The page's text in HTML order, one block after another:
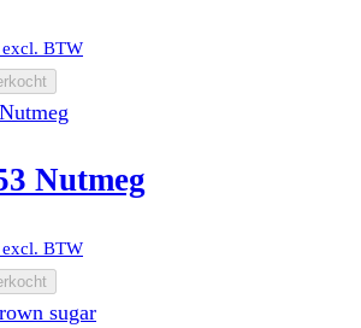
is:
excl. BTW
Nutmeg
excl. BTW